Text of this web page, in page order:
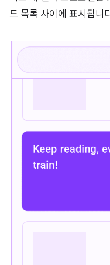
드 목록 사이에 표시됩니